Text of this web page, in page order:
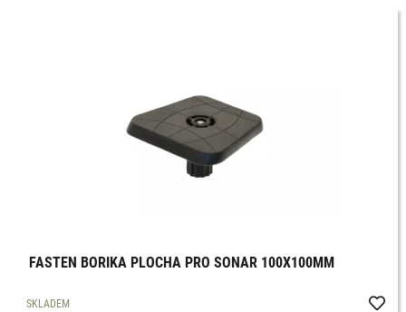
FASTEN BORIKA PLOCHA PRO SONAR 100X100MM
SKLADEM